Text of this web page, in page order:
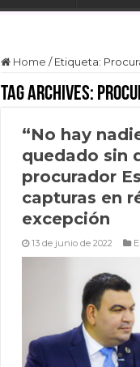
Home / Etiqueta:
Tag Archives:
“No hay
quedado sin
procurador
capturas en
excepción
13 de junio de 2022